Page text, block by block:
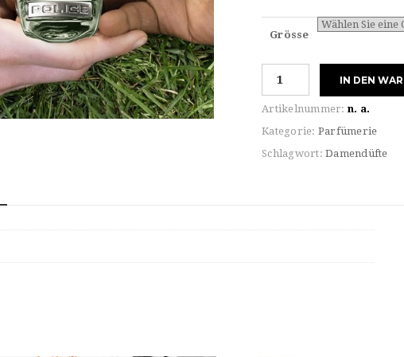
Grösse
MAN
WOMEN
TO
de
Menge
IN DEN
Artikelnummer: n. a.
Kategorie: Parfümerie
Schlagwort: Damendüfte